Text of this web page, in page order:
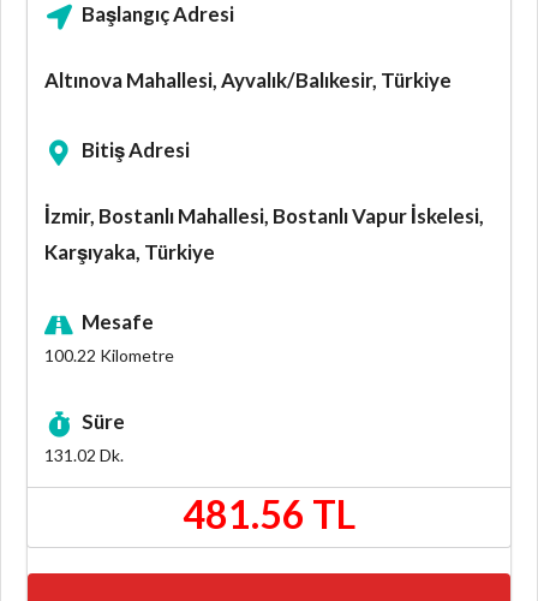
Başlangıç Adresi
Altınova Mahallesi, Ayvalık/Balıkesir, Türkiye
Bitiş Adresi
İzmir, Bostanlı Mahallesi, Bostanlı Vapur İskelesi,
Karşıyaka, Türkiye
Mesafe
100.22 Kilometre
Süre
131.02 Dk.
481.56 TL